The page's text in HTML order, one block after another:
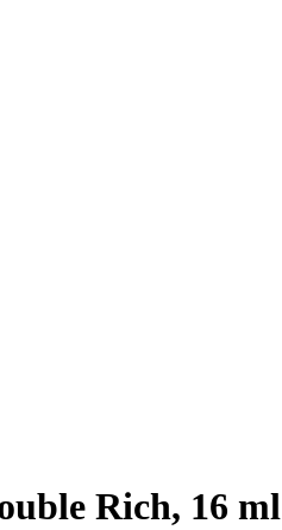
Rich, 16 ml